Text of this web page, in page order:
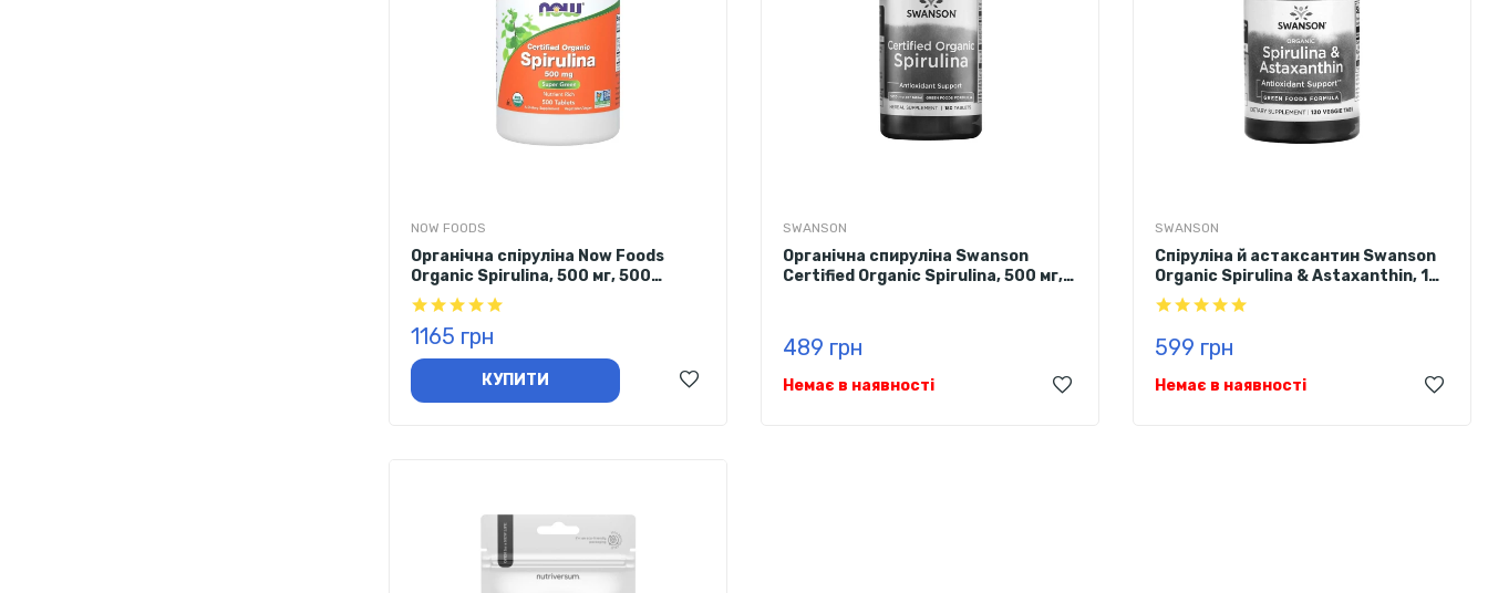
NOW FOODS
Органічна спіруліна Now Foods
Organic Spirulina, 500 мг, 500
таблеток
1165 грн
КУПИТИ
SWANSON
Органічна спируліна Swanson
Certified Organic Spirulina, 500 мг,
489 грн
Немає в наявності
SWANSON
Спіруліна й астаксантин Swanson
Organic Spirulina & Astaxanthin, 120
таблеток
599 грн
Немає в наявності